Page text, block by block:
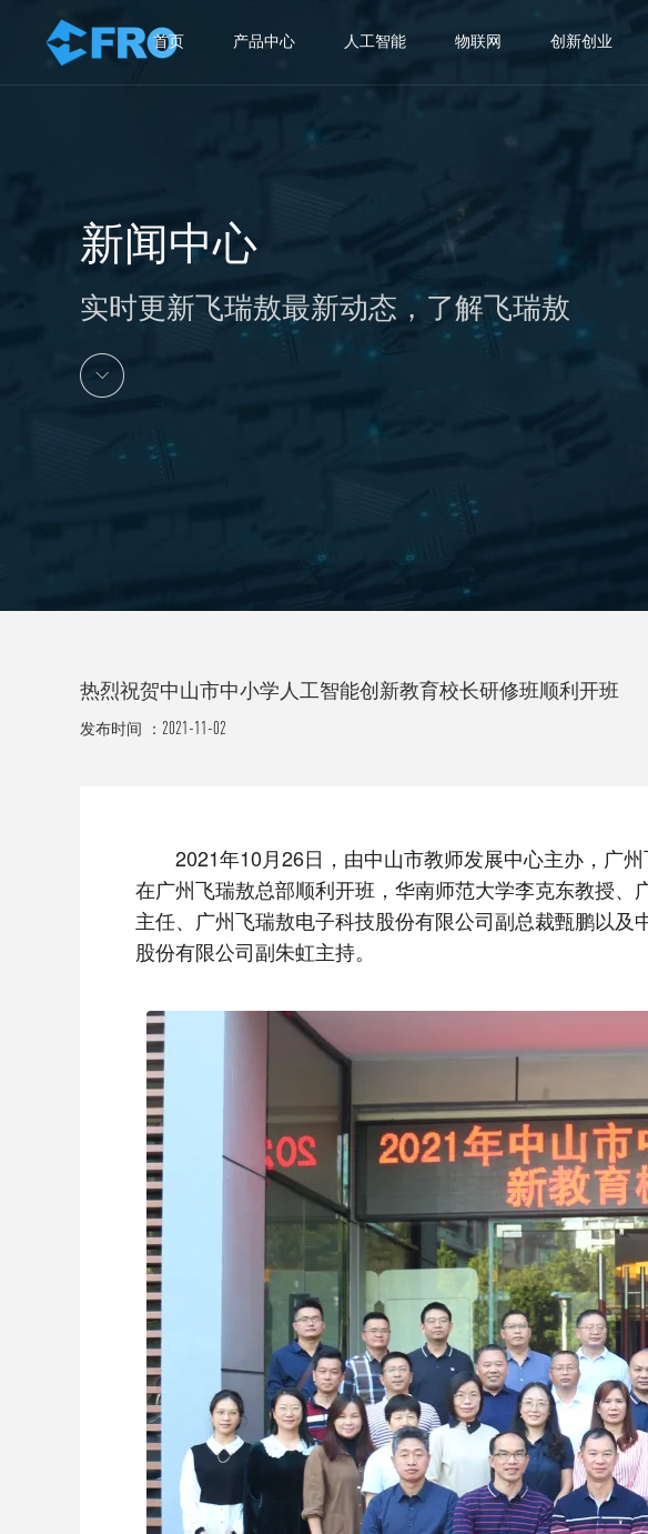
首页 产品中心 人工智能 物联网 创新创业
新闻中心
实时更新飞瑞敖最新动态，了解飞瑞敖
热烈祝贺中山市中小学人工智能创新教育校长研修班顺利开班
发布时间 ： 2021-11-02
2021年10月26日，由中山市教师发展中心主办，广州
在广州飞瑞敖总部顺利开班，华南师范大学李克东教授
主任、广州飞瑞敖电子科技股份有限公司副总裁甄鹏以
股份有限公司副朱虹主持。